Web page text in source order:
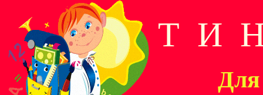
Т И
Для